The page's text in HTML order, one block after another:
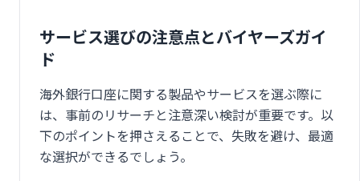
サービス選びの注意点とバイヤーズガイ
ド
海外銀行口座に関する製品やサービスを選ぶ際に
は、事前のリサーチと注意深い検討が重要です。以
下のポイントを押さえることで、失敗を避け、最適
な選択ができるでしょう。